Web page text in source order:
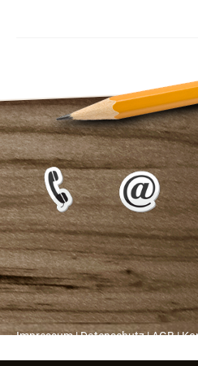
Impressum|Datenschutz|AGB|